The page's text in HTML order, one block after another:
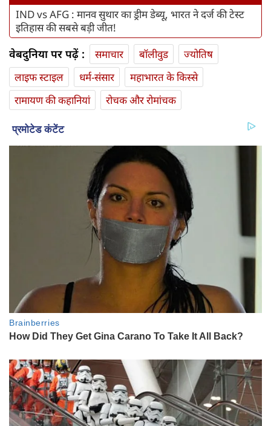
IND vs AFG : मानव सुथार का ड्रीम डेब्यू, भारत ने दर्ज की टेस्ट
इतिहास की सबसे बड़ी जीत!
वेबदुनिया पर पढ़ें : समाचार बॉलीवुड
ज्योतिष
लाइफ स्‍टाइल
धर्म-संसार
महाभारत के किस्से
रामायण की कहानियां
रोचक और रोमांचक